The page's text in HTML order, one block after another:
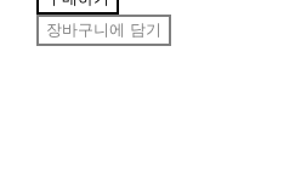
장바구니에 담기